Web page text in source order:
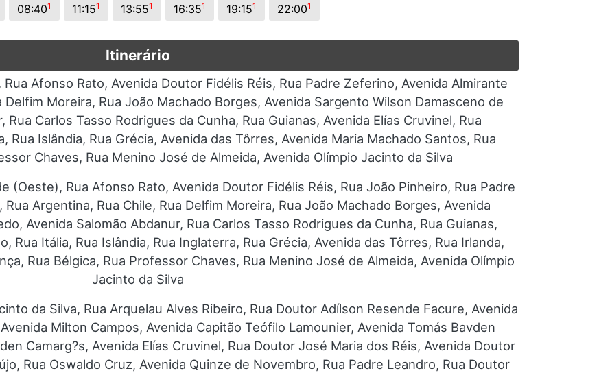
08:401 11:151 13:551 16:351 19:151 22:001
Itinerário
Afonso Rato, Avenida Doutor Fidélis Réis, Rua Padre Zeferino, Avenida Almirante
Delfim Moreira, Rua João Machado Borges, Avenida Sargento Wilson Damasceno de
Rua Carlos Tasso Rodrigues da Cunha, Rua Guianas, Avenida Elías Cruvinel, Rua
Rua Islândia, Rua Grécia, Avenida das Tôrres, Avenida Maria Machado Santos, Rua
Chaves, Rua Menino José de Almeida, Avenida Olímpio Jacinto da Silva
(Oeste), Rua Afonso Rato, Avenida Doutor Fidélis Réis, Rua João Pinheiro, Rua Padre
Argentina, Rua Chile, Rua Delfim Moreira, Rua João Machado Borges, Avenida
Avenida Salomão Abdanur, Rua Carlos Tasso Rodrigues da Cunha, Rua Guianas,
Rua Itália, Rua Islândia, Rua Inglaterra, Rua Grécia, Avenida das Tôrres, Rua Irlanda,
Rua Bélgica, Rua Professor Chaves, Rua Menino José de Almeida, Avenida Olímpio
Jacinto da Silva
da Silva, Rua Arquelau Alves Ribeiro, Rua Doutor Adílson Resende Facure, Avenida
Milton Campos, Avenida Capitão Teófilo Lamounier, Avenida Tomás Bavden
Camarg?s, Avenida Elías Cruvinel, Rua Doutor José Maria dos Réis, Avenida Doutor
Rua Oswaldo Cruz, Avenida Quinze de Novembro, Rua Padre Leandro, Rua Doutor